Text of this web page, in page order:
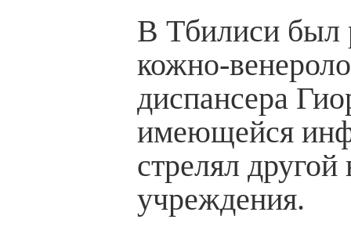
️В Тбилиси был
кожно-
диспансера
имеющейся
стрелял другой
учреждения.